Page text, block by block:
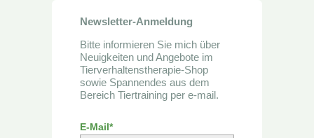
Newsletter-Anmeldung
Bitte informieren Sie mich über
Neuigkeiten und Angebote im
Tierverhaltenstherapie-Shop
sowie Spannendes aus dem
Bereich Tiertraining per e-mail.
E-Mail*